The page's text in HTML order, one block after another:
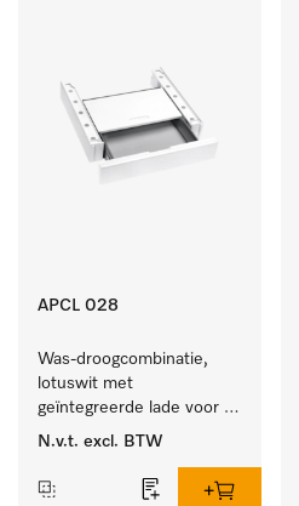
APCL 028
Was-droogcombinatie,
lotuswit met
geïntegreerde lade voor
een bijzonder
droogzuil. .
N.v.t. excl. BTW